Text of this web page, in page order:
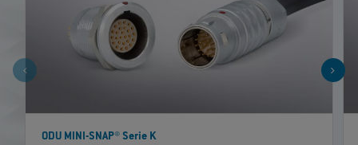
ODU MINI-SNAP® Serie K